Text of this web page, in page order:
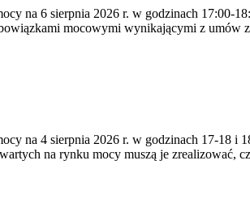
na 6 sierpnia 2026 r. w godzinach 17:00-
mocowymi wynikającymi z
na 4 sierpnia 2026 r. w godzinach 17-18 i
na rynku mocy muszą je zrealizować,